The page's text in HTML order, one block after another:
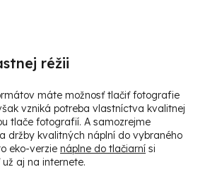
réžii
máte možnosť tlačiť fotografie
vzniká potreba vlastníctva kvalitnej
tlače fotografií. A samozrejme
držby kvalitných náplní do vybraného
eko-verzie náplne do tlačiarní si
aj na internete.